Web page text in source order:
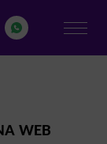
WEB